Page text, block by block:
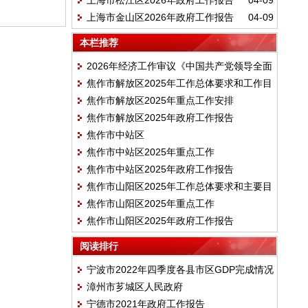
04-09
上海市金山区2026年政府工作报告
本栏推荐
2026年经济工作审议《中国共产党领导全面
依法治国工作条例》
焦作市解放区2025年工作总体要求和工作目
标
焦作市解放区2025年重点工作安排
焦作市解放区2025年政府工作报告
焦作市中站区
焦作市中站区2025年重点工作
焦作市中站区2025年政府工作报告
焦作市山阳区2025年工作总体要求和主要目
标
焦作市山阳区2025年重点工作
焦作市山阳区2025年政府工作报告
阅读排行
宁波市2022年四季度各县市区GDP完成情况
漳州市芗城区人民政府
宁德市2021年政府工作报告